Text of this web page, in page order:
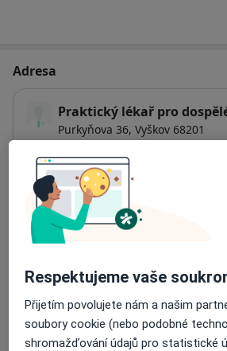
Adresa
Praktický lékař pro
Purkyňova 36, Vyškov 68201
Dostupnost
Na této adrese online kalendář
Co mám v takové situaci udělat?
Způsoby platby (soukromé
Na teto adrese lékař přijímá
Detaily
Respektujeme vaše
Přijetím povolujete nám a našim
soubory cookie (nebo podobné
shromažďování údajů pro statistické